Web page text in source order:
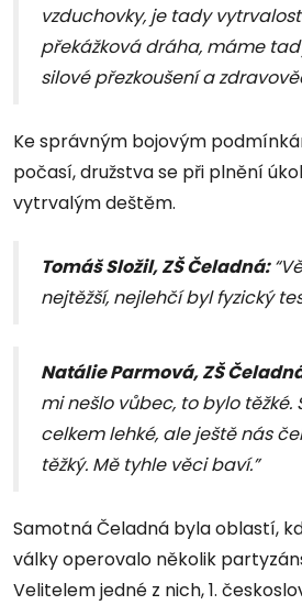
vzduchovky, je tady
překážková dráha, máme
silové přezkoušení a
Ke správným bojovým
počasí, družstva se při plnění
vytrvalým deštěm.
Tomáš Složil, ZŠ Čeladná:
nejtěžší, nejlehčí byl fyzický
Natálie Parmová, ZŠ
mi nešlo vůbec, to bylo těžké.
celkem lehké, ale ještě nás
těžký. Mě tyhle věci baví.”
Samotná Čeladná byla oblastí,
války operovalo několik
Velitelem jedné z nich, 1.